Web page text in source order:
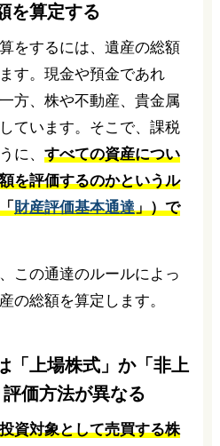
を算定する
をするには、遺産の総額
す。現金や預金であれ
方、株や不動産、貴金属
ています。そこで、課税
に、 すべての資産につい
を評価するのかというル
財産評価基本通達」）で
この通達のルールによっ
の総額を算定します。
「上場株式」か「非上
価方法が異なる
投資対象として売買する株